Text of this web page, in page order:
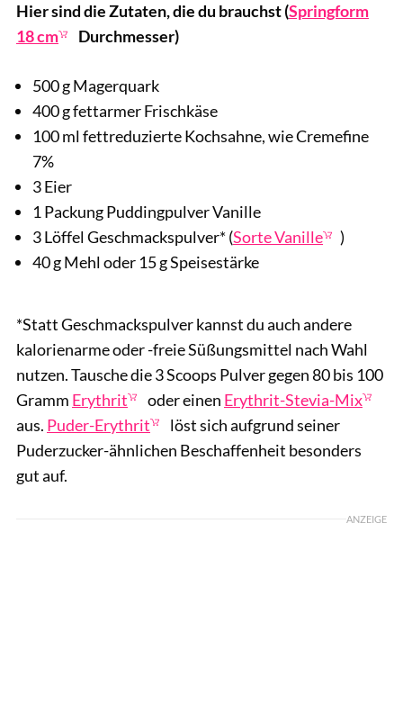
Hier sind die Zutaten, die du brauchst (Springform
18 cm
Durchmesser)
500 g Magerquark
400 g fettarmer Frischkäse
100 ml fettreduzierte Kochsahne, wie Cremefine
7%
3 Eier
1 Packung Puddingpulver Vanille
3 Löffel Geschmackspulver* (Sorte Vanille
)
40 g Mehl oder 15 g Speisestärke
*Statt Geschmackspulver kannst du auch andere
kalorienarme oder -freie Süßungsmittel nach Wahl
nutzen. Tausche die 3 Scoops Pulver gegen 80 bis 100
Gramm Erythrit oder einen Erythrit-Stevia-Mix
aus. Puder-Erythrit
löst sich aufgrund seiner
Puderzucker-ähnlichen Beschaffenheit besonders
gut auf.
ANZEIGE